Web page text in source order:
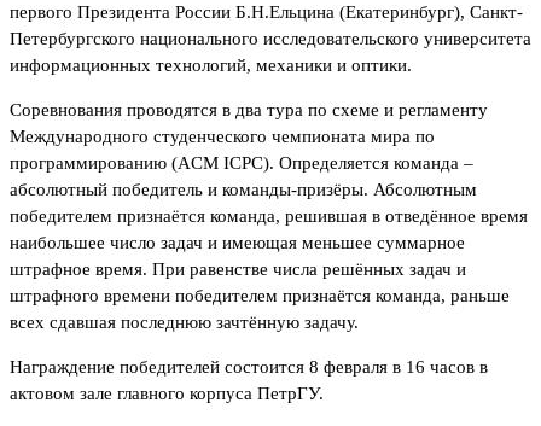
первого Президента России Б.Н.Ельцина (Екатеринбург), Санкт-
Петербургского национального исследовательского университета
информационных технологий, механики и оптики.
Соревнования проводятся в два тура по схеме и регламенту
Международного студенческого чемпионата мира по
программированию (ACM ICPC). Определяется команда –
абсолютный победитель и команды-призёры. Абсолютным
победителем признаётся команда, решившая в отведённое время
наибольшее число задач и имеющая меньшее суммарное
штрафное время. При равенстве числа решённых задач и
штрафного времени победителем признаётся команда, раньше
всех сдавшая последнюю зачтённую задачу.
Награждение победителей состоится 8 февраля в 16 часов в
актовом зале главного корпуса ПетрГУ.